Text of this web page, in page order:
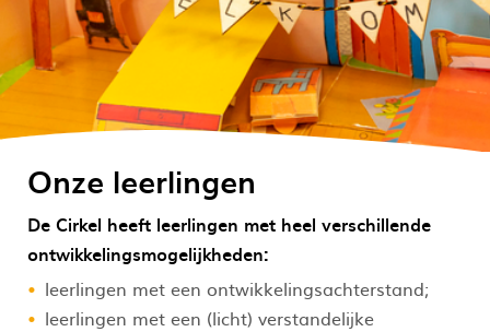
Onze leerlingen
De Cirkel heeft leerlingen met heel verschillende
ontwikkelingsmogelijkheden:
leerlingen met een ontwikkelingsachterstand;
leerlingen met een (licht) verstandelijke